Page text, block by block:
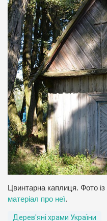
Цвинтарна каплиця. Фото із
матеріал про неї.
Дерев'яні храми України